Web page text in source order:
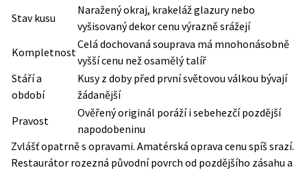
Stav kusu
Naražený okraj, krakeláž glazury nebo
vyšisovaný dekor cenu výrazně srážejí
Kompletnost
Celá dochovaná souprava má mnohonásobně
vyšší cenu než osamělý talíř
Stáří a
období
Kusy z doby před první světovou válkou bývají
žádanější
Pravost
Ověřený originál poráží i sebehezčí pozdější
napodobeninu
Zvlášť opatrně s opravami. Amatérská oprava cenu spíš srazí.
Restaurátor rozezná původní povrch od pozdějšího zásahu a